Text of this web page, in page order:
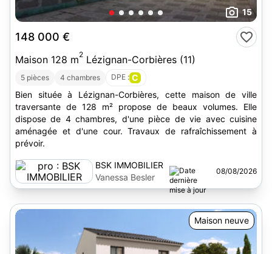
15
148 000 €
Maison 128 m2 Lézignan-Corbières (11)
5 pièces 4 chambres DPE : C
Bien située à Lézignan-Corbières, cette maison de ville
traversante de 128 m² propose de beaux volumes. Elle
dispose de 4 chambres, d'une pièce de vie avec cuisine
aménagée et d'une cour. Travaux de rafraîchissement à
prévoir.
BSK IMMOBILIER
Vanessa Besler
08/08/2026
Maison neuve